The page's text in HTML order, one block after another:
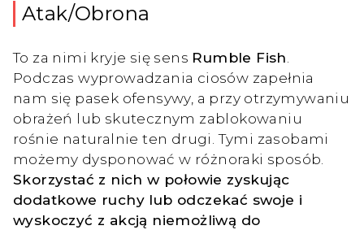
Atak/Obrona
To za nimi kryje się sens Rumble Fish
Podczas wyprowadzania ciosów zapełnia
nam się pasek ofensywy, a przy otrzymywaniu
obrażeń lub skutecznym zablokowaniu
rośnie naturalnie ten drugi. Tymi zasobami
możemy dysponować w różnoraki sposób.
Skorzystać z nich w połowie zyskując
dodatkowe ruchy lub odczekać swoje i
wyskoczyć z akcją niemożliwą do